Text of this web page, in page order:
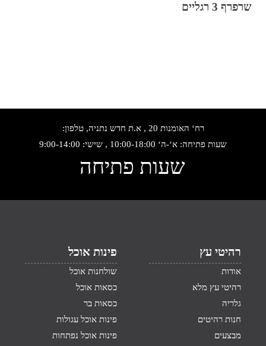
שרפרף 3 רגליים
רח‘ האומנות 20 , א.ת חדש נתניה, טלפון:
שעות פתיחה: א‘-ה‘ 10:00-18:00 , שישי: 9:00-14:00
שעות פתיחה
רהיטי עץ
אודות
רהיטי עץ מלא
גלריה
חנות רהיטים
מבצעים
פינות אוכל
שולחנות אוכל
כסאות אוכל
כסאות בר
פינות אוכל עגולות
פינות אוכל נפתחות